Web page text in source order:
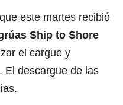
este martes recibió
Ship to Shore
el cargue y
El descargue de las